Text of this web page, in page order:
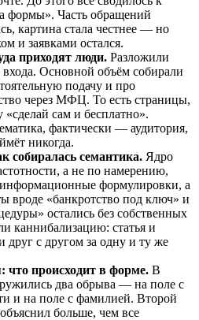
формы». Часть обращений
картина стала честнее — но
и заявками остался.
приходят люди. Разложили
Основной объём собирали
подачу и про
через МФЦ. То есть страницы,
сам и бесплатно».
фактически — аудитория,
никогда.
собиралась семантика. Ядро
а не по намерению,
формулировки, а
вроде «банкротство под ключ» и
остались без собственных
каннибализацию: статья и
друг с другом за одну и ту же
что происходит в форме. В
два обрыва — на поле с
и на поле с фамилией. Второй
больше, чем все